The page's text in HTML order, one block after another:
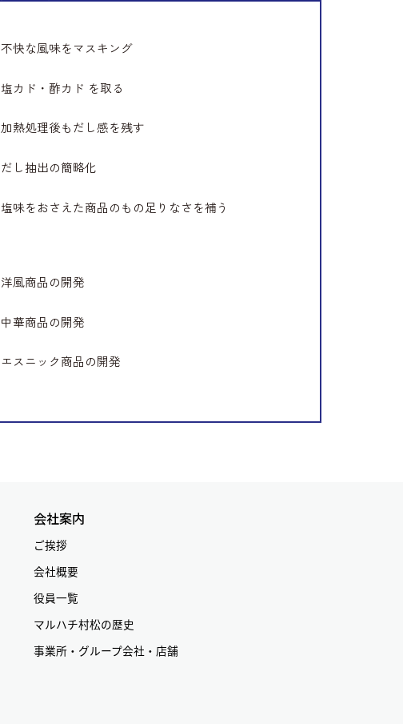
不快な風味をマスキング
塩カド・酢カド を取る
加熱処理後もだし感を残す
だし抽出の簡略化
塩味をおさえた商品のもの足りなさを補う
洋風商品の開発
中華商品の開発
エスニック商品の開発
会社案内
ご挨拶
会社概要
役員一覧
マルハチ村松の歴史
事業所・グループ会社・店舗